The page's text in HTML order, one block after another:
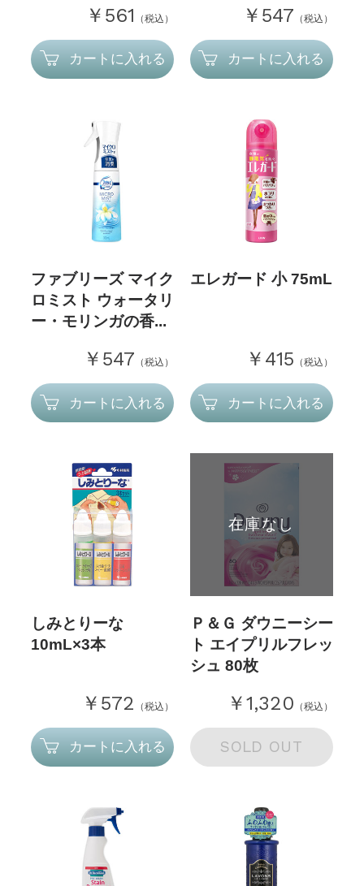
￥561 （税込）
カートに入れる
￥547 （税込）
カートに入れる
ファブリーズ マイク
ロミスト ウォータリ
ー・モリンガの香...
￥547 （税込）
カートに入れる
エレガード 小 75mL
￥415 （税込）
カートに入れる
しみとりーな
10mL×3本
￥572 （税込）
カートに入れる
在庫なし
Ｐ＆Ｇ ダウニーシー
ト エイプリルフレッ
シュ 80枚
￥1,320 （税込）
SOLD OUT